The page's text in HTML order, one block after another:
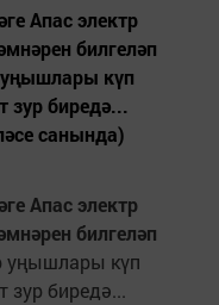
Апас электр
билгеләп
уңышлары күп
зур биредә...
санында)
Апас электр
билгеләп
уңышлары күп
зур биредә...